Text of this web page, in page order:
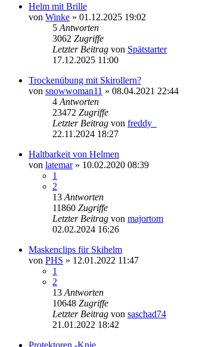
Helm mit Brille
von Winke » 01.12.2025 19:02
5 Antworten
3062 Zugriffe
Letzter Beitrag von Spätstarter
17.12.2025 11:00
Trockenübung mit Skirollern?
von snowwoman11 » 08.04.2021 22:44
4 Antworten
23472 Zugriffe
Letzter Beitrag von freddy_
22.11.2024 18:27
Haltbarkeit von Helmen
von latemar» 10.02.2020 08:39
1
2
13 Antworten
11860 Zugriffe
Letzter Beitrag von majortom
02.02.2024 16:26
Maskenclips für Skihelm
von PHS » 12.01.2022 11:47
1
2
13 Antworten
10648 Zugriffe
Letzter Beitrag von saschad74
21.01.2022 18:42
Protektoren -Knie